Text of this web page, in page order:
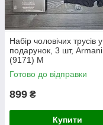
Набір чоловічих трусів у
подарунок, 3 шт, Armani
(9171) М
Готово до відправки
899 ₴
Купити